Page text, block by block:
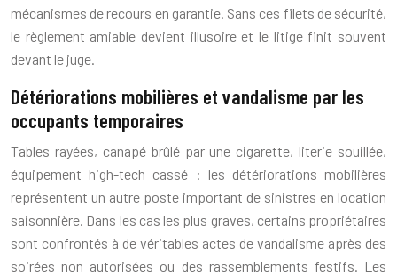
mécanismes de recours en garantie. Sans ces filets de sécurité,
le règlement amiable devient illusoire et le litige finit souvent
devant le juge.
Détériorations mobilières et vandalisme par les
occupants temporaires
Tables rayées, canapé brûlé par une cigarette, literie souillée,
équipement high-tech cassé : les détériorations mobilières
représentent un autre poste important de sinistres en location
saisonnière. Dans les cas les plus graves, certains propriétaires
sont confrontés à de véritables actes de vandalisme après des
soirées non autorisées ou des rassemblements festifs. Les